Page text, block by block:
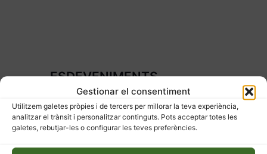
Gestionar el consentiment
Utilitzem galetes pròpies i de tercers per millorar la teva experiència,
analitzar el trànsit i personalitzar continguts. Pots acceptar totes les
galetes, rebutjar-les o configurar les teves preferències.
ESDEVENIMENTS
RELACIONATS